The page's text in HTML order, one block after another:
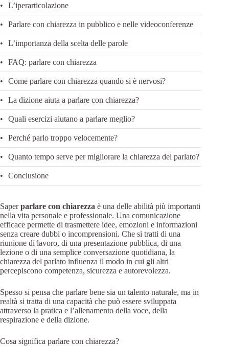
L’iperarticolazione
Parlare con chiarezza in pubblico e nelle videoconferenze
L’importanza della scelta delle parole
FAQ: parlare con chiarezza
Come parlare con chiarezza quando si è nervosi?
La dizione aiuta a parlare con chiarezza?
Quali esercizi aiutano a parlare meglio?
Perché parlo troppo velocemente?
Quanto tempo serve per migliorare la chiarezza del parlato?
Conclusione
Saperparlare con chiarezza è una delle abilità più importanti
nella vita personale e professionale. Una comunicazione
efficace permette di trasmettere idee, emozioni e informazioni
senza creare dubbi o incomprensioni. Che si tratti di una
riunione di lavoro, di una presentazione pubblica, di una
lezione o di una semplice conversazione quotidiana, la
chiarezza del parlato influenza il modo in cui gli altri
percepiscono competenza, sicurezza e autorevolezza.
Spesso si pensa che parlare bene sia un talento naturale, ma in
realtà si tratta di una capacità che può essere sviluppata
attraverso la pratica e l’allenamento della voce, della
respirazione e della dizione.
Cosa significa parlare con chiarezza?